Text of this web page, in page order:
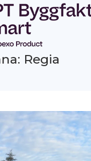
Regia